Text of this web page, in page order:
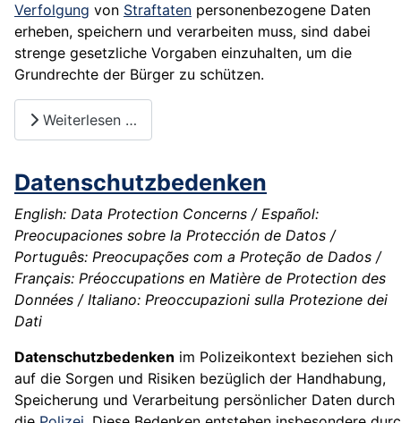
Verfolgung von Straftaten personenbezogene Daten
erheben, speichern und verarbeiten muss, sind dabei
strenge gesetzliche Vorgaben einzuhalten, um die
Grundrechte der Bürger zu schützen.
Weiterlesen …
Datenschutzbedenken
English: Data Protection Concerns / Español:
Preocupaciones sobre la Protección de Datos /
Português: Preocupações com a Proteção de Dados /
Français: Préoccupations en Matière de Protection des
Données / Italiano: Preoccupazioni sulla Protezione dei
Dati
Datenschutzbedenken im Polizeikontext beziehen sich
auf die Sorgen und Risiken bezüglich der Handhabung,
Speicherung und Verarbeitung persönlicher Daten durch